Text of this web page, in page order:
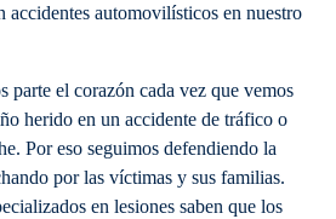
accidentes automovilísticos en nuestro
parte el corazón cada vez que vemos
herido en un accidente de tráfico o
Por eso seguimos defendiendo la
por las víctimas y sus familias.
en lesiones saben que los